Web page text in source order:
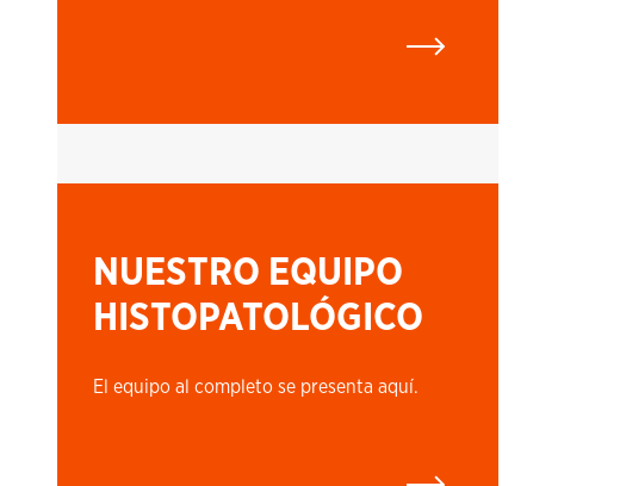
NUESTRO EQUIPO
HISTOPATOLÓGICO
El equipo al completo se presenta aquí.